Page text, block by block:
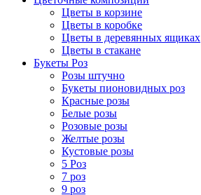
Цветы в корзине
Цветы в коробке
Цветы в деревянных ящиках
Цветы в стакане
Букеты Роз
Розы штучно
Букеты пионовидных роз
Красные розы
Белые розы
Розовые розы
Желтые розы
Кустовые розы
5 Роз
7 роз
9 роз